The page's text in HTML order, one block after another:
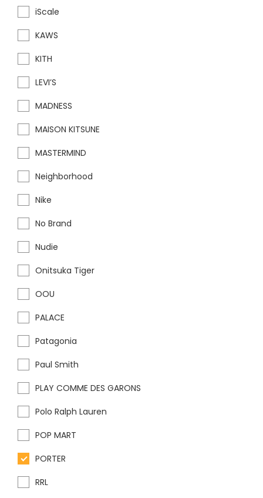
iScale
KAWS
KITH
LEVI’S
MADNESS
MAISON KITSUNE
MASTERMIND
Neighborhood
Nike
No Brand
Nudie
Onitsuka Tiger
OOU
PALACE
Patagonia
Paul Smith
PLAY COMME DES GARONS
Polo Ralph Lauren
POP MART
PORTER
RRL